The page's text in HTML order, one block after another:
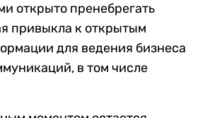
открыто пренебрегать
привыкла к открытым
для ведения бизнеса
в том числе